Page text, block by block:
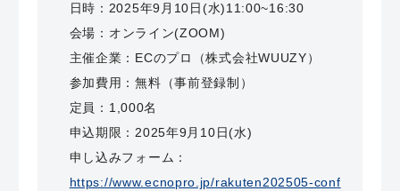
日時：2025年9月10日(水)11:00~16:30
会場 ：オンライン(ZOOM)
主催企業： ECのプロ（株式会社WUUZY）
参加費用：無料（事前登録制）
定員： 1,000名
申込期限：2025年9月10日(水)
申し込みフォーム：
https://www.ecnopro.jp/rakuten202505-conf